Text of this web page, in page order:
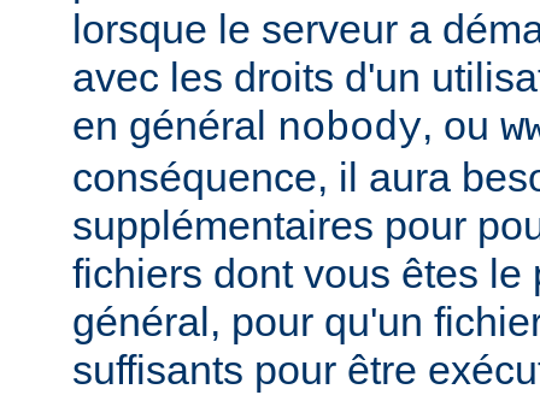
lorsque le serveur a
avec les droits d'un
en général nobody, ou
conséquence, il aura
supplémentaires pour
fichiers dont vous êtes le
général, pour qu'un
suffisants pour être